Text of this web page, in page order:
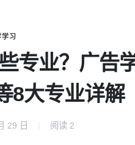
学习
专业？广告学
8大专业详解
29 日 阅读 2